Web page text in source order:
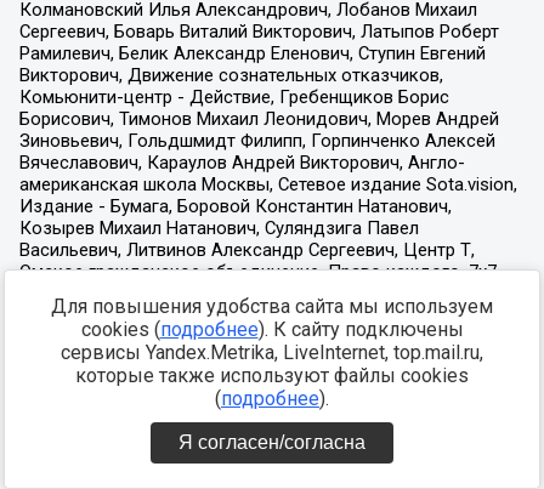
Для повышения удобства сайта мы используем
cookies (подробнее). К сайту подключены
сервисы Yandex.Metrika, LiveInternet, top.mail.ru,
которые также используют файлы cookies
(подробнее).
Я согласен/согласна